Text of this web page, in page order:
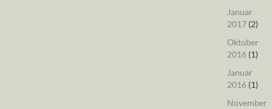
Januar
2017(2)
Oktober
2016(1)
Januar
2016(1)
November